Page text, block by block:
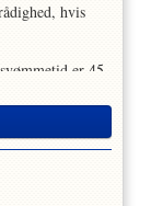
hvis
er 45